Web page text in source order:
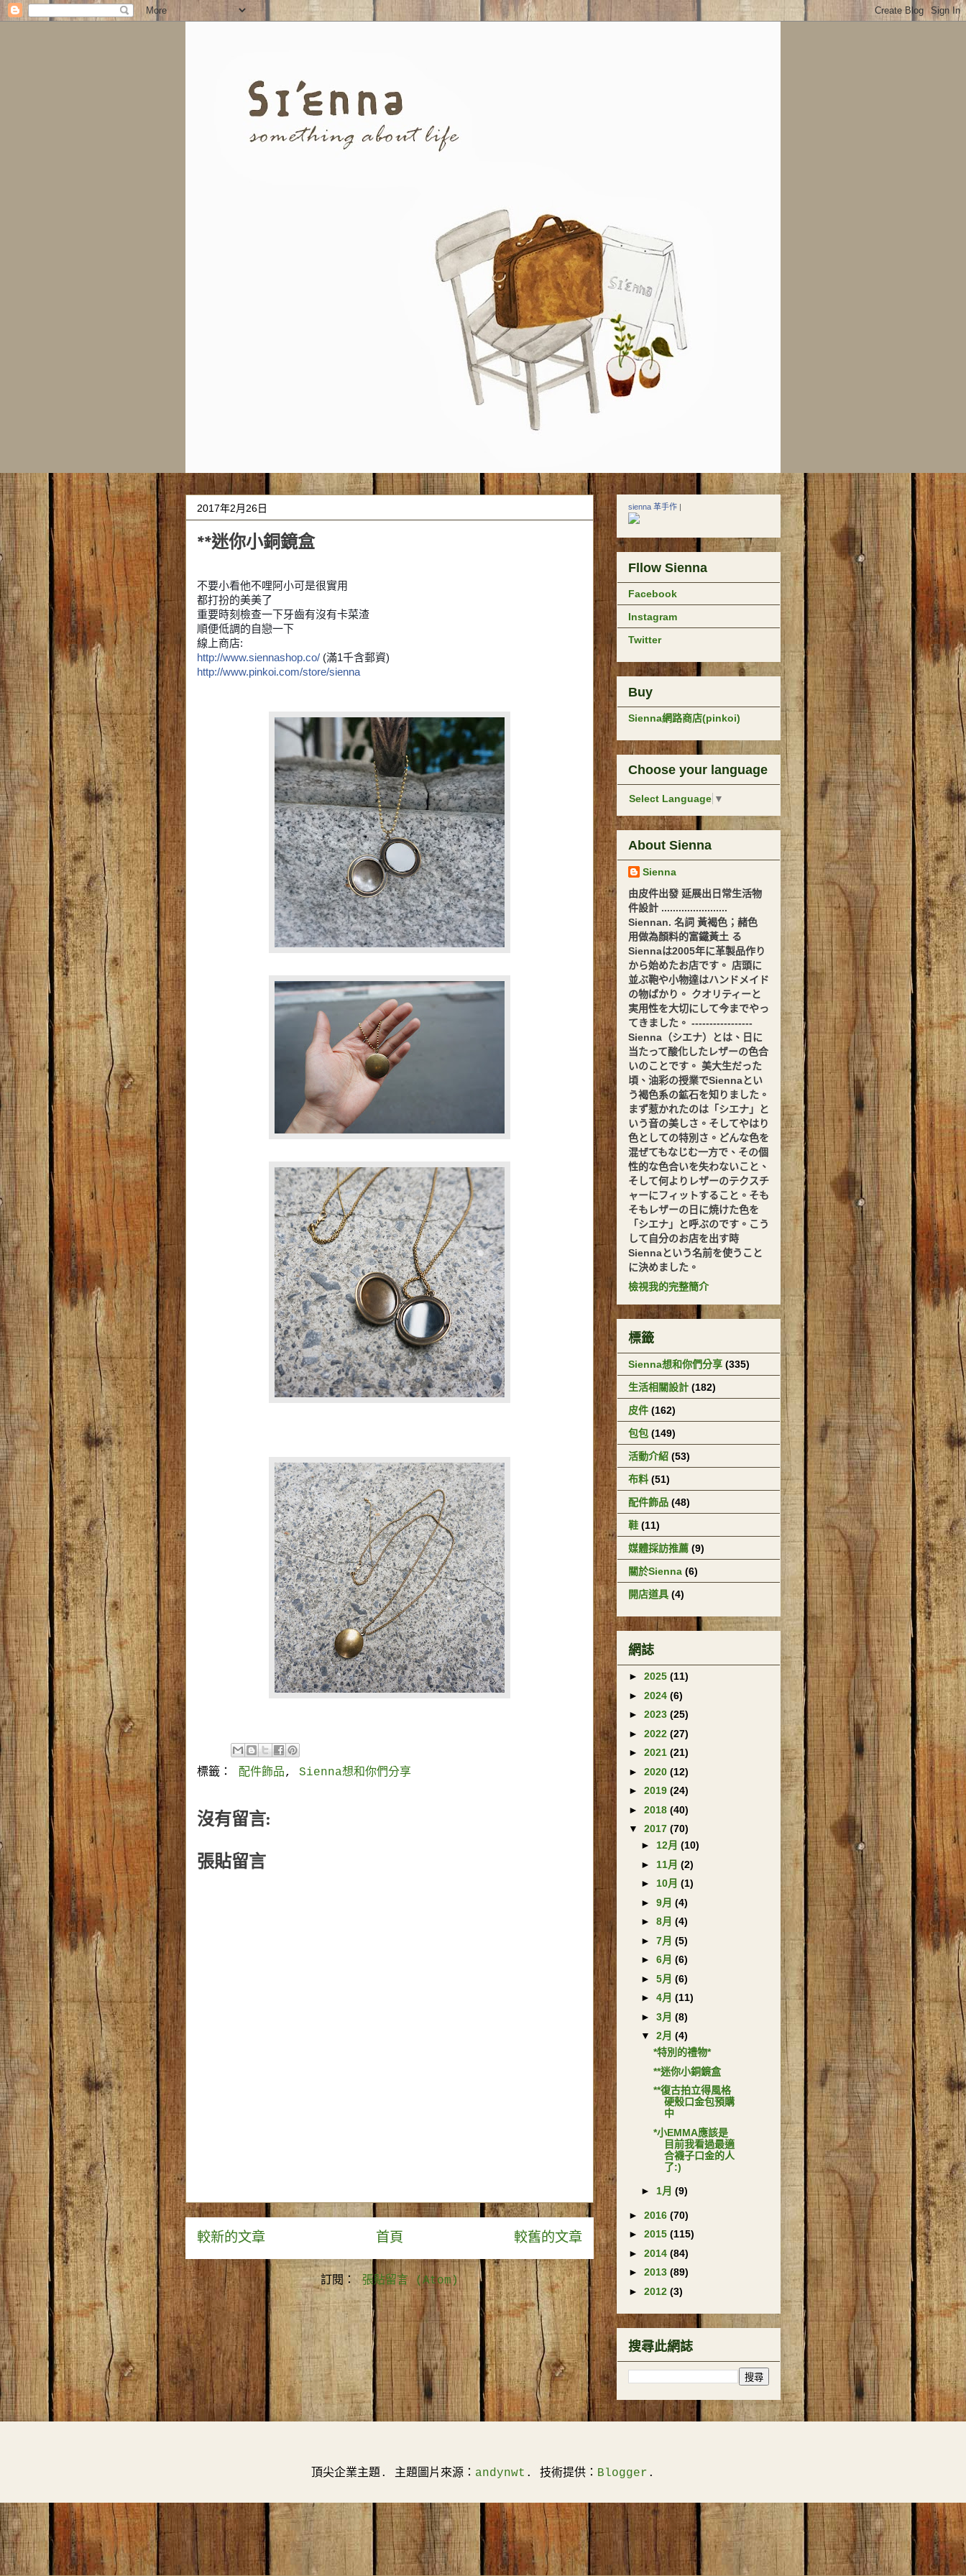
2017年2月26日
**迷你小銅鏡盒
不要小看他不哩阿小可是很實用
都打扮的美美了
重要時刻檢查一下牙齒有沒有卡菜渣
順便低調的自戀一下
線上商店:
http://www.siennashop.co/ (滿1千含郵資)
http://www.pinkoi.com/store/sienna
標籤： 配件飾品, Sienna想和你們分享
沒有留言:
張貼留言
較新的文章 較舊的文章
首頁
訂閱：張貼留言 (Atom)
sienna 革手作 |
Fllow Sienna
Facebook
Instagram
Twitter
Buy
Sienna網路商店(pinkoi)
Choose your language
Select Language ▼
About Sienna
Sienna
由皮件出發 延展出日常生活物
件設計 .......................
Siennan. 名詞 黃褐色；赭色
用做為顏料的富鐵黃土 る
Siennaは2005年に革製品作り
から始めたお店です。 店頭に
並ぶ鞄や小物達はハンドメイド
の物ばかり。 クオリティーと
実用性を大切にして今までやっ
てきました。 -----------------
Sienna（シエナ）とは、日に
当たって酸化したレザーの色合
いのことです。 美大生だった
頃、油彩の授業でSiennaとい
う褐色系の鉱石を知りました。
まず惹かれたのは「シエナ」と
いう音の美しさ。そしてやはり
色としての特別さ。どんな色を
混ぜてもなじむ一方で、その個
性的な色合いを失わないこと、
そして何よりレザーのテクスチ
ャーにフィットすること。そも
そもレザーの日に焼けた色を
「シエナ」と呼ぶのです。こう
して自分のお店を出す時
Siennaという名前を使うこと
に決めました。
檢視我的完整簡介
標籤
Sienna想和你們分享 (335)
生活相關設計 (182)
皮件 (162)
包包 (149)
活動介紹 (53)
布料 (51)
配件飾品 (48)
鞋 (11)
媒體採訪推薦 (9)
關於Sienna (6)
開店道具 (4)
網誌
► 2025 (11)
► 2024 (6)
► 2023 (25)
► 2022 (27)
► 2021 (21)
► 2020 (12)
► 2019 (24)
► 2018 (40)
▼ 2017 (70)
► 12月 (10)
► 11月 (2)
► 10月 (1)
► 9月 (4)
► 8月 (4)
► 7月 (5)
► 6月 (6)
► 5月 (6)
► 4月 (11)
► 3月 (8)
▼ 2月 (4)
*特別的禮物*
**迷你小銅鏡盒
**復古拍立得風格
硬殼口金包預購
中
*小EMMA應該是
目前我看過最適
合襪子口金的人
了:)
► 1月 (9)
► 2016 (70)
► 2015 (115)
► 2014 (84)
► 2013 (89)
► 2012 (3)
搜尋此網誌
頂尖企業主題. 主題圖片來源： andynwt . 技術提供： Blogger .